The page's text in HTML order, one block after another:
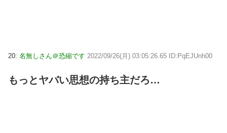
20: 名無しさん＠恐縮です 2022/09/26(月) 03:05:26.65 ID:PqEJUnh00
もっとヤバい思想の持ち主だろ…